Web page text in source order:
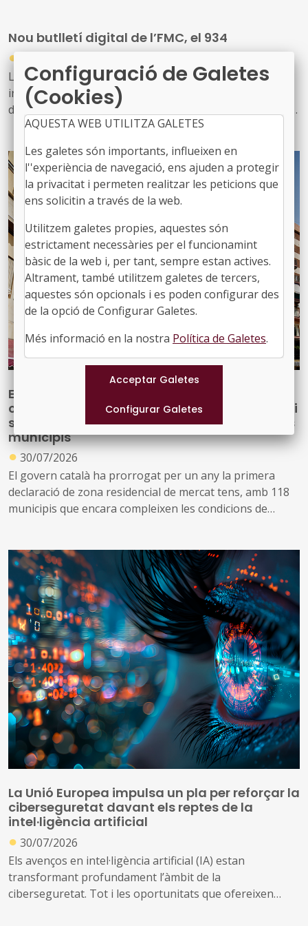
locals
Nou butlletí digital de l’FMC, el 934
●
Les notícies sobre l'activitat de l'FMC, les recents
informacions d'interès per als governs locals, les
disposicions jurídiques noves i diversos actes d'agenda
us arriben amb aquest exemplar, el 934. També inclou
les notícies recents sobre fons europeus
Es prorroga la declaració de 140 municipis
com a zona de mercat residencial tensionat i
s’impulsa una nova declaració per a 53 nous
municipis
● 30/07/2026
El govern català ha prorrogat per un any la primera
declaració de zona residencial de mercat tens, amb 118
municipis que encara compleixen les condicions de
A més, impulsa una nova declaració que inclou altres 53
municipis que no es consideraven de mercat tens, però
que s’ha identificat que ara compleixen les condicions
per aplicar el topall de preus
La Unió Europea impulsa un pla per reforçar la
ciberseguretat davant els reptes de la
intel·ligència artificial
● 30/07/2026
Els avenços en intel·ligència artificial (IA) estan
transformant profundament l’àmbit de la
ciberseguretat. Tot i les oportunitats que ofereixen
Configuració de Galetes
(Cookies)
AQUESTA WEB UTILITZA GALETES
Les galetes són importants, influeixen en
l''experiència de navegació, ens ajuden a protegir
la privacitat i permeten realitzar les peticions que
ens solicitin a través de la web.
Utilitzem galetes propies, aquestes són
estrictament necessàries per el funcionamint
bàsic de la web i, per tant, sempre estan actives.
Altrament, també utilitzem galetes de tercers,
aquestes són opcionals i es poden configurar des
de la opció de Configurar Galetes.
Més informació en la nostra Política de Galetes.